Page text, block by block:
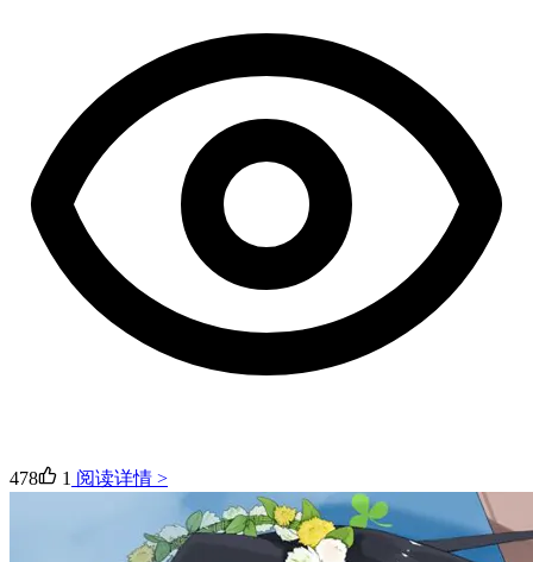
478 1 阅读详情 >